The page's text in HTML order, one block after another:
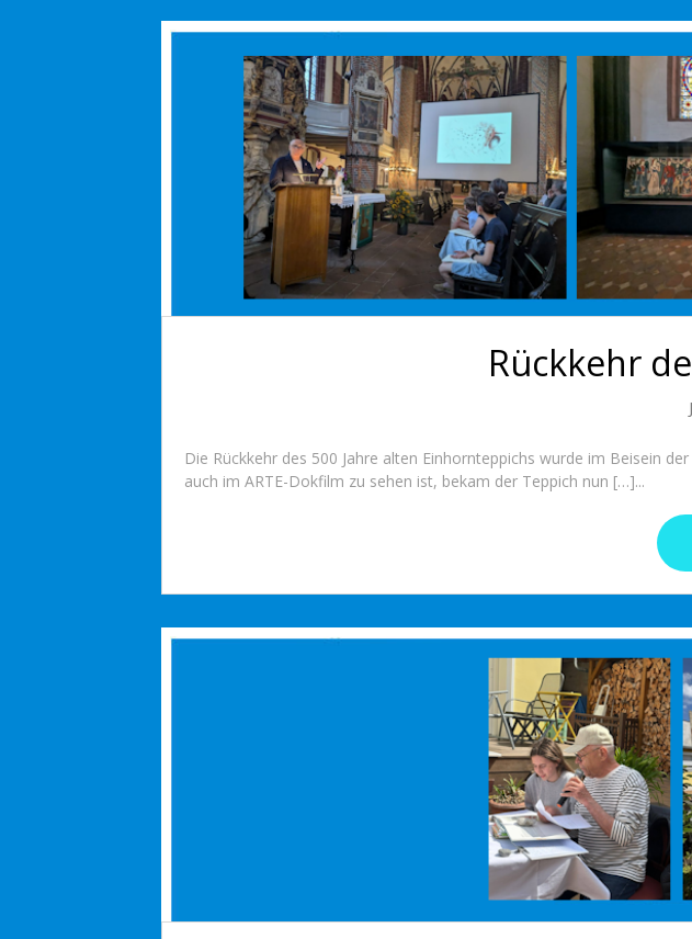
Rückkehr
Die Rückkehr des 500 Jahre alten Einhornteppichs wurde im Beisein
auch im ARTE-Dokfilm zu sehen ist, bekam der Teppich nun […]...